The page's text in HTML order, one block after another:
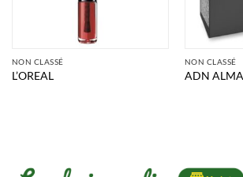
NON CLASSÉ
L’OREAL
NON CLASSÉ
ADN